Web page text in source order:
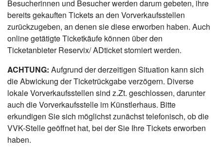
Besucherinnen und Besucher werden darum gebeten, ihre
bereits gekauften Tickets an den Vorverkaufsstellen
zurückzugeben, an denen sie diese erworben haben. Auch
online getätigte Ticketkäufe können über den
Ticketanbieter Reservix/ ADticket storniert werden.
ACHTUNG: Aufgrund der derzeitigen Situation kann sich
die Abwickung der Ticketrückgabe verzögern. Diverse
lokale Vorverkaufsstellen sind z.Zt. geschlossen, darunter
auch die Vorverkaufsstelle im Künstlerhaus. Bitte
erkundigen Sie sich möglichst zunächst telefonisch, ob die
VVK-Stelle geöffnet hat, bei der Sie Ihre Tickets erworben
haben.